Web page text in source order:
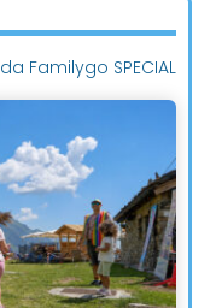
da Familygo SPECIAL